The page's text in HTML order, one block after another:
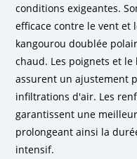
conditions exigeantes.
efficace contre le vent et
kangourou doublée
chaud. Les poignets et
assurent un ajustement
infiltrations d'air. Les
garantissent une
prolongeant ainsi la
intensif.